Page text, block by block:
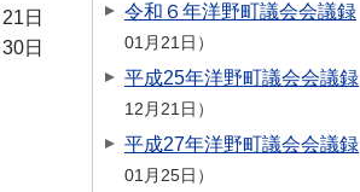
日
日
令和６年洋野町議会会議録
01月21日
平成25年洋野町議会会議録
12月21日
平成27年洋野町議会会議録
01月25日